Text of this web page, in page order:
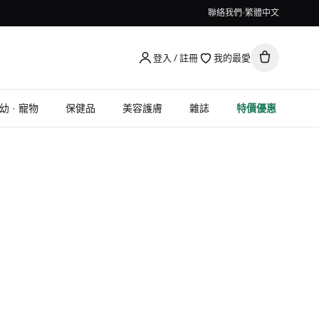
聯絡我們 繁體中文
登入 / 註冊 我的最愛
· 寵物 保健品 美容護膚 雜誌 特價優惠